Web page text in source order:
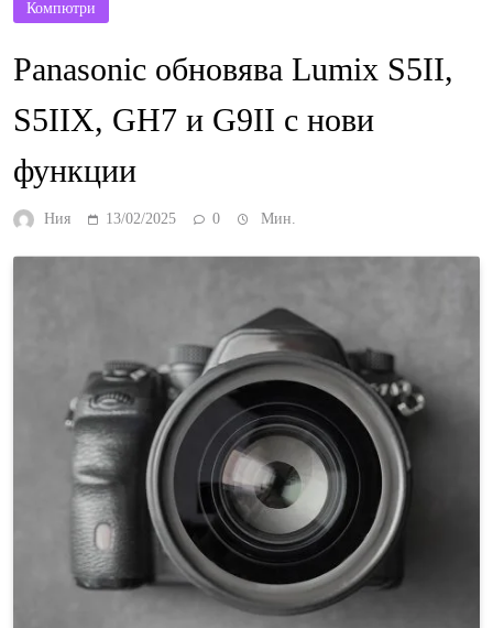
Компютри
Panasonic обновява Lumix S5II,
S5IIX, GH7 и G9II с нови
функции
Ния 13/02/2025 0 Мин.